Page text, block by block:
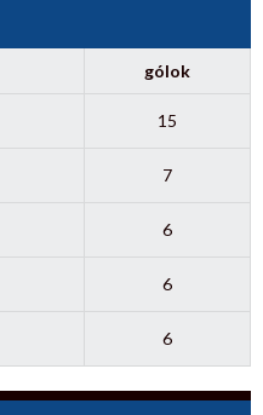
gólok
15
7
6
6
6